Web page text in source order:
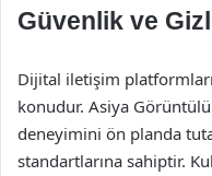
Güvenlik ve
Dijital iletişim
konudur. Asiya
deneyimini ön planda
standartlarına sahiptir.